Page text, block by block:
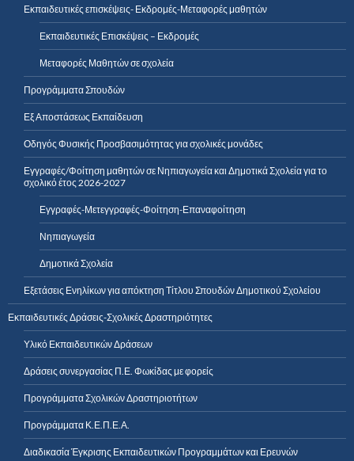
Εκπαιδευτικές επισκέψεις- Εκδρομές-Μεταφορές μαθητών
Εκπαιδευτικές Επισκέψεις – Εκδρομές
Μεταφορές Μαθητών σε σχολεία
Προγράμματα Σπουδών
Εξ Αποστάσεως Εκπαίδευση
Οδηγός Φυσικής Προσβασιμότητας για σχολικές μονάδες
Εγγραφές/Φοίτηση μαθητών σε Νηπιαγωγεία και Δημοτικά Σχολεία για το
σχολικό έτος 2026-2027
Εγγραφές-Μετεγγραφές-Φοίτηση-Επαναφοίτηση
Νηπιαγωγεία
Δημοτικά Σχολεία
Εξετάσεις Ενηλίκων για απόκτηση Τίτλου Σπουδών Δημοτικού Σχολείου
Εκπαιδευτικές Δράσεις-Σχολικές Δραστηριότητες
Υλικό Εκπαιδευτικών Δράσεων
Δράσεις συνεργασίας Π.Ε. Φωκίδας με φορείς
Προγράμματα Σχολικών Δραστηριοτήτων
Προγράμματα Κ.Ε.Π.Ε.Α.
Διαδικασία Έγκρισης Εκπαιδευτικών Προγραμμάτων και Ερευνών